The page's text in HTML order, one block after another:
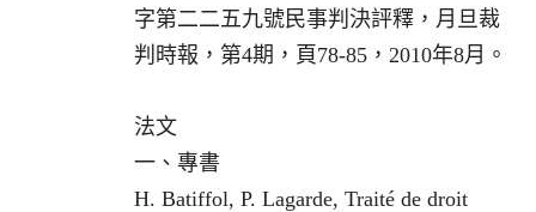
字第二二五九號民事判決評釋，月旦裁
判時報，第4期，頁78-85，2010年8月。
法文
一、專書
H. Batiffol, P. Lagarde, Traité de droit